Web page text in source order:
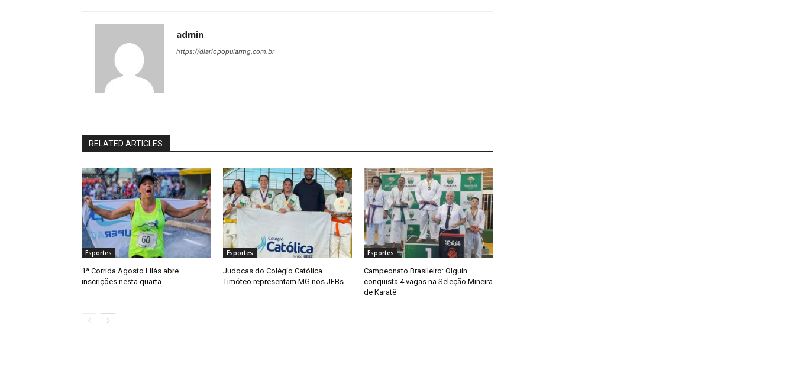
admin
https://diariopopularmg.com.br
RELATED ARTICLES
Esportes
1ª Corrida Agosto Lilás abre
inscrições nesta quarta
Esportes
Judocas do Colégio Católica
Timóteo representam MG nos JEBs
Esportes
Campeonato Brasileiro: Olguin
conquista 4 vagas na Seleção Mineira
de Karatê